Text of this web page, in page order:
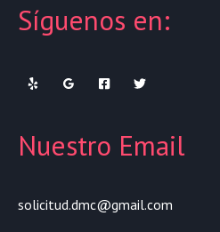
Síguenos en:
Nuestro Email
solicitud.dmc@gmail.com